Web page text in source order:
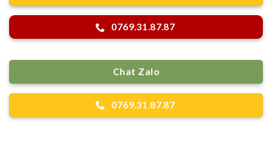
0769.31.87.87
Chat Zalo
0769.31.87.87